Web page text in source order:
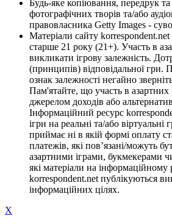
Будь-яке копіювання, передрук та
фотографічних творів та/або
правовласника Getty Images -
Матеріали сайту korrespondent.net
старше 21 року (21+). Участь в
викликати ігрову залежність.
(принципів) відповідальної
ознак залежності негайно
Пам'ятайте, що участь в азартних
джерелом доходів або
Інформаційний ресурс
ігри на реальні та/або віртуальні
приймає ні в якій формі оплату
платежів, які пов’язані/можуть
азартними іграми, букмекерами
які матеріали на інформаційному
korrespondent.net публікуються
інформаційних цілях.
X